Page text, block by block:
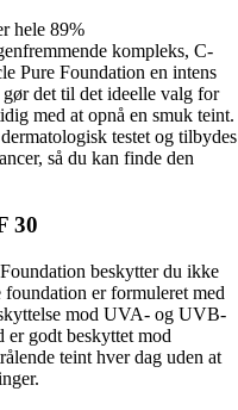
hele 89%
kompleks, C-
Pure Foundation en intens
det til det ideelle valg for
med at opnå en smuk teint.
testet og tilbydes
så du kan finde den
30
beskytter du ikke
er formuleret med
mod UVA- og UVB-
er godt beskyttet mod
teint hver dag uden at